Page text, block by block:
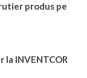
produs pe
la INVENTCOR